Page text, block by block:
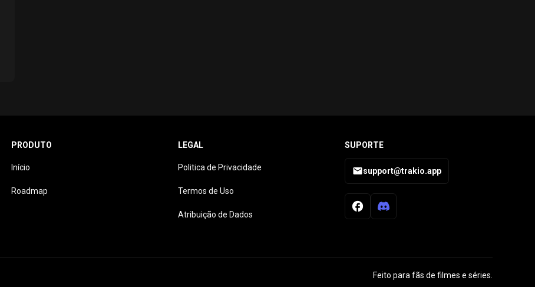
PRODUTO
Início
Roadmap
LEGAL
Politica de Privacidade
Termos de Uso
Atribuição de Dados
SUPORTE
support@trakio.app
Feito para fãs de filmes e séries.